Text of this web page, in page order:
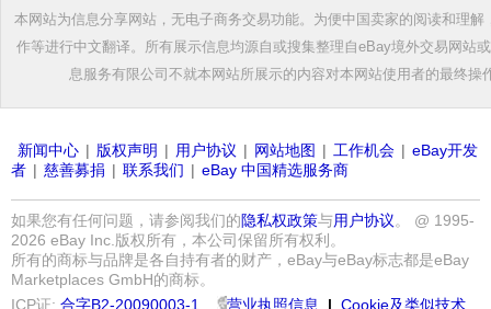
本网站为信息分享网站，无电子商务交易功能。为便中国卖家的阅读和理
作等进行中文翻译。所有展示信息均源自或搜集整理自eBay境外交易网站
息服务有限公司不就本网站所展示的内容对本网站使用者的最终
新闻中心 | 版权声明 | 用户协议 | 网站地图 | 工作机会 | eBay开发
者 | 慈善募捐 | 联系我们 | eBay 中国精选服务商
如果您有任何问题，请参阅我们的隐私权政策与用户协议。 @ 1995-
2026 eBay Inc.版权所有，本公司保留所有权利。
所有的商标与品牌是各自持有者的财产，eBay与eBay标志都是eBay
Marketplaces GmbH的商标。
ICP证: 合字B2-20090003-1 营业执照信息 | Cookie及类似技术